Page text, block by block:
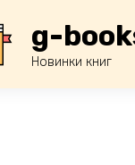
g-
Новинки книг